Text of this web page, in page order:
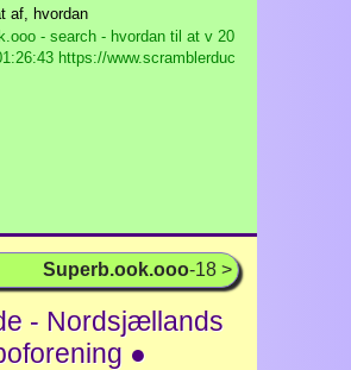
af, hvordan
- search - hvordan til at v 20
https://www.scramblerduc
Superb.ook.ooo-18 >
- Nordsjællands
●